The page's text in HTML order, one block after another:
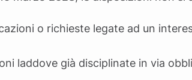
o richieste legate ad un
laddove già disciplinate in via